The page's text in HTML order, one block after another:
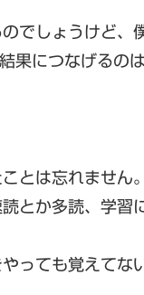
でしょうけど、
につなげるの
とは忘れません。
とか多読、学習
っても覚えてな